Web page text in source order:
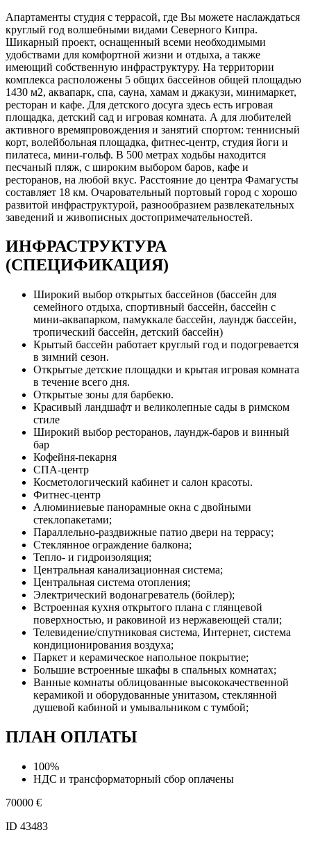
Апартаменты студия с террасой, где Вы можете наслаждаться
круглый год волшебными видами Северного Кипра.
Шикарный проект, оснащенный всеми необходимыми
удобствами для комфортной жизни и отдыха, а также
имеющий собственную инфраструктуру. На территории
комплекса расположены 5 общих бассейнов общей площадью
1430 м2, аквапарк, спа, сауна, хамам и джакузи, минимаркет,
ресторан и кафе. Для детского досуга здесь есть игровая
площадка, детский сад и игровая комната. А для любителей
активного времяпровождения и занятий спортом: теннисный
корт, волейбольная площадка, фитнес-центр, студия йоги и
пилатеса, мини-гольф. В 500 метрах ходьбы находится
песчаный пляж, с широким выбором баров, кафе и
ресторанов, на любой вкус. Расстояние до центра Фамагусты
составляет 18 км. Очаровательный портовый город с хорошо
развитой инфраструктурой, разнообразием развлекательных
заведений и живописных достопримечательностей.
ИНФРАСТРУКТУРА
(СПЕЦИФИКАЦИЯ)
Широкий выбор открытых бассейнов (бассейн для
семейного отдыха, спортивный бассейн, бассейн с
мини-аквапарком, памуккале бассейн, лаундж бассейн,
тропический бассейн, детский бассейн)
Крытый бассейн работает круглый год и подогревается
в зимний сезон.
Открытые детские площадки и крытая игровая комната
в течение всего дня.
Открытые зоны для барбекю.
Красивый ландшафт и великолепные сады в римском
стиле
Широкий выбор ресторанов, лаундж-баров и винный
бар
Кофейня-пекарня
СПА-центр
Косметологический кабинет и салон красоты.
Фитнес-центр
Алюминиевые панорамные окна с двойными
стеклопакетами;
Параллельно-раздвижные патио двери на террасу;
Стеклянное ограждение балкона;
Тепло- и гидроизоляция;
Центральная канализационная система;
Центральная система отопления;
Электрический водонагреватель (бойлер);
Встроенная кухня открытого плана с глянцевой
поверхностью, и раковиной из нержавеющей стали;
Телевидение/спутниковая система, Интернет, система
кондиционирования воздуха;
Паркет и керамическое напольное покрытие;
Большие встроенные шкафы в спальных комнатах;
Ванные комнаты облицованные высококачественной
керамикой и оборудованные унитазом, стеклянной
душевой кабиной и умывальником с тумбой;
ПЛАН ОПЛАТЫ
100%
НДС и трансформаторный сбор оплачены
70000 €
ID 43483